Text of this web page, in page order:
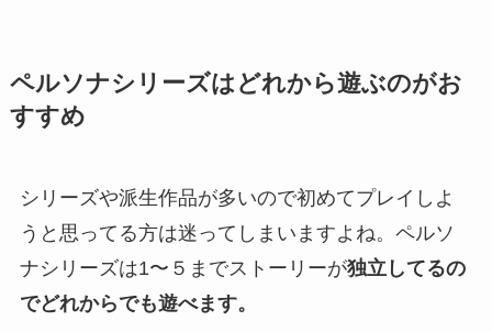
ペルソナシリーズはどれから遊ぶのがお
すすめ
シリーズや派生作品が多いので初めてプレイしよ
うと思ってる方は迷ってしまいますよね。ペルソ
ナシリーズは1〜５までストーリーが独立してるの
でどれからでも遊べます。